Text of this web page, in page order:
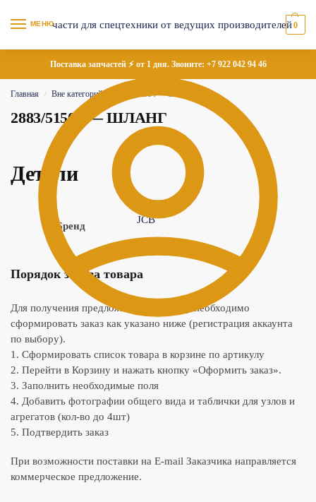
МЕНЮ 0
Поставка запчастей ⚡ от 1 дня. Звоните: +7 922 042 94 46
Главная / Вне категорий 2883/51504 — ШЛАНГ
2883/51504 — ШЛАНГ
Детали
Бренд
JCB
Порядок заказа товара
Для получения предложения по товару необходимо
сформировать заказ как указано ниже (регистрация аккаунта
по выбору).
1. Сформировать список товара в корзине по артикулу
2. Перейти в Корзину и нажать кнопку «Оформить заказ».
3. Заполнить необходимые поля
4. Добавить фотографии общего вида и таблички для узлов и
агрегатов (кол-во до 4шт)
5. Подтвердить заказ
При возможности поставки на E-mail Заказчика направляется
коммерческое предложение.